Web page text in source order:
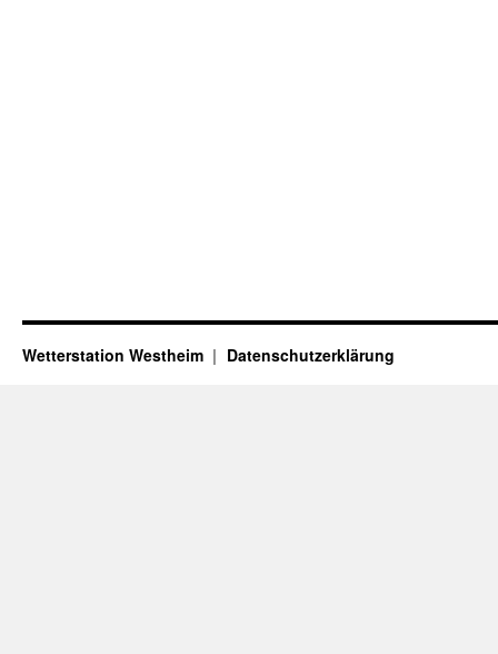
Wetterstation Westheim Datenschutzerklärung